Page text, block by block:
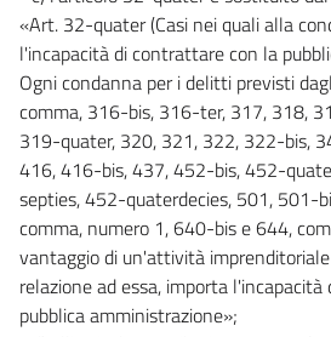
«Art. 32-quater (Casi nei quali alla
l'incapacità di contrattare con la
Ogni condanna per i delitti previsti
comma, 316-bis, 316-ter, 317, 318,
319-quater, 320, 321, 322, 322-bis,
416, 416-bis, 437, 452-bis, 452-
septies, 452-quaterdecies, 501, 501-
comma, numero 1, 640-bis e 644,
vantaggio di un'attività
relazione ad essa, importa
pubblica amministrazione»;